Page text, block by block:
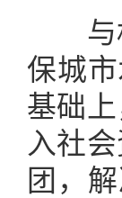
与机
保城
基础
入社
团，